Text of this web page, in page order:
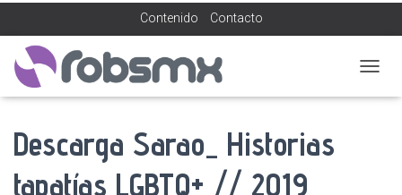
Contenido Contacto
A
Descarga Sarao_ Historias
tapatías LGBTQ+ // 2019